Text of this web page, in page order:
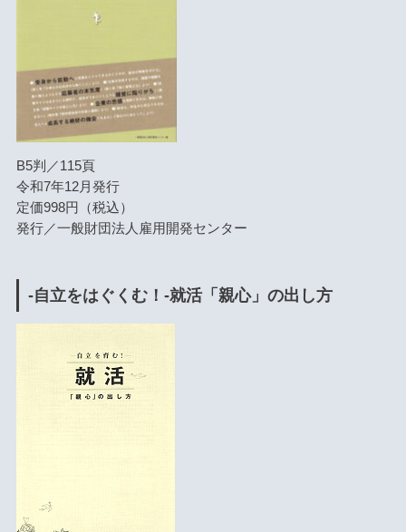
B5判／115頁
令和7年12月発行
定価998円（税込）
発行／一般財団法人雇用開発センター
-自立をはぐくむ！-就活「親心」の出し方